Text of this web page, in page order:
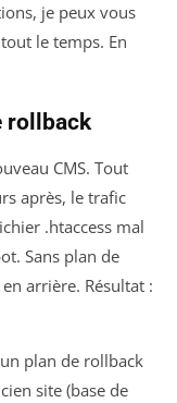
je peux vous
le temps. En
rollback
CMS. Tout
après, le trafic
.htaccess mal
Sans plan de
arrière. Résultat :
plan de rollback
site (base de